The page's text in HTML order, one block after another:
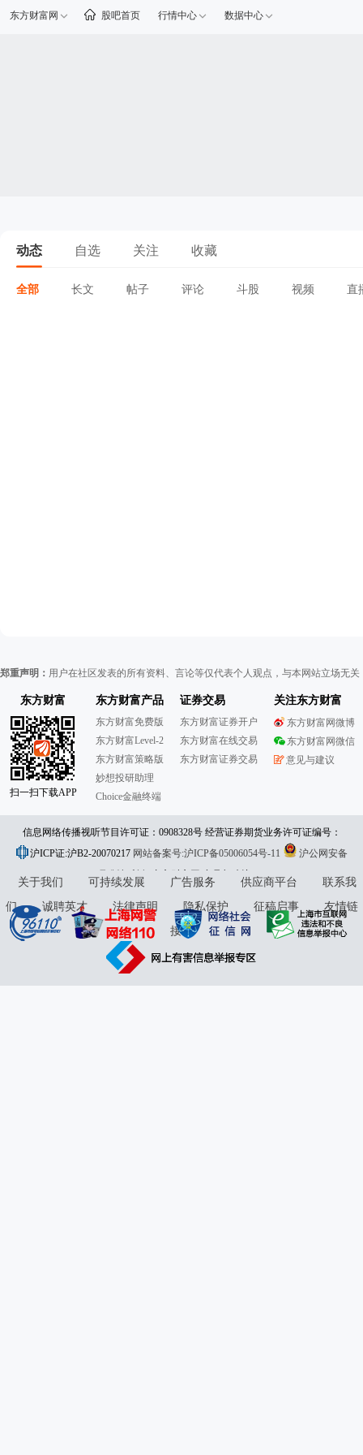
东方财富网 股吧首页 行情中心 数据中心
动态 自选 关注 收藏
全部 长文 帖子 评论 斗股 视频 直
郑重声明： 用户在社区发表的所有资料、言论等仅代表个人观点，与本网站立场无
东方财富
扫一扫下载APP
东方财富产品
东方财富免费版
东方财富Level-2
东方财富策略版
妙想投研助理
Choice金融终端
证券交易
东方财富证券开户
东方财富在线交易
东方财富证券交易
关注东方财富
东方财富网微博
东方财富网微信
意见与建议
信息网络传播视听节目许可证：0908328号 经营证券期货业务许可证编号：
913101046312860336 违法和不良信息举报:021-61278686 举报邮箱：
jubao@eastmoney.com
沪ICP证:沪B2-20070217 网站备案号:沪ICP备05006054号-11
沪公网安备
31010402000120号版权所有:东方财富网意见与建议:4000300059/952500
关于我们 可持续发展 广告服务 供应商平台
联系我
们
诚聘英才 法律声明 隐私保护 征稿启事
友情链
接